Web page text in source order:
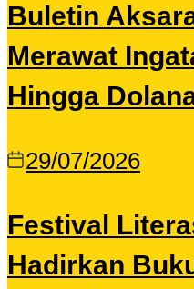
Buletin
Merawat
Hingga
29/07/2026
Festival
Hadirkan